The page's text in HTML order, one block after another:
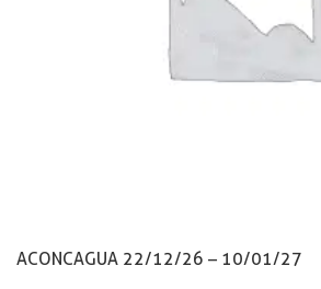
ACONCAGUA 22/12/26 – 10/01/27